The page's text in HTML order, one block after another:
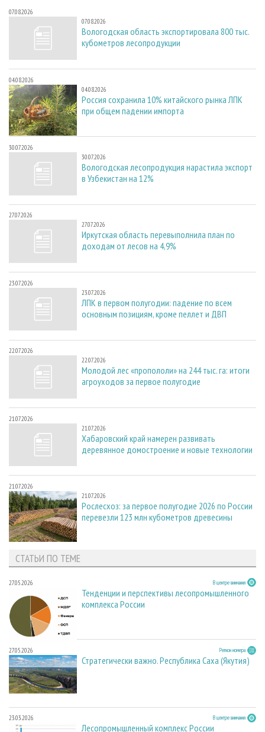
07.08.2026
07.08.2026
Вологодская область экспортировала 800 тыс.
кубометров лесопродукции
04.08.2026
04.08.2026
Россия сохранила 10% китайского рынка ЛПК
при общем падении импорта
30.07.2026
30.07.2026
Вологодская лесопродукция нарастила экспорт
в Узбекистан на 12%
27.07.2026
27.07.2026
Иркутская область перевыполнила план по
доходам от лесов на 4,9%
23.07.2026
23.07.2026
ЛПК в первом полугодии: падение по всем
основным позициям, кроме пеллет и ДВП
22.07.2026
22.07.2026
Молодой лес «пропололи» на 244 тыс. га: итоги
агроуходов за первое полугодие
21.07.2026
21.07.2026
Хабаровский край намерен развивать
деревянное домостроение и новые технологии
21.07.2026
21.07.2026
Рослесхоз: за первое полугодие 2026 по России
перевезли 123 млн кубометров древесины
СТАТЬИ ПО ТЕМЕ
27.05.2026 В центре внимания
Тенденции и перспективы лесопромышленного
комплекса России
27.05.2026 Регион номера
Стратегически важно. Республика Саха (Якутия)
23.03.2026 В центре внимания
Лесопромышленный комплекс России